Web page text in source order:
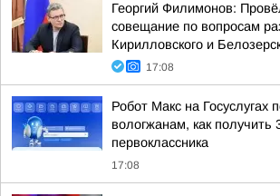
Георгий Филимонов:
совещание по вопросам
Кирилловского и
17:08
Робот Макс на Госуслугах
вологжанам, как получить
первоклассника
17:08